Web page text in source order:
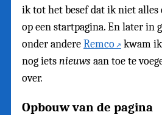
ik tot het besef dat ik niet alles
op een startpagina. En later in
onder andereRemco
kwam
nog ietsnieuwsaan toe te
over.
Opbouw van de pagina